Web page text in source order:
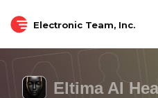
Electronic Team, Inc.
Eltima AI